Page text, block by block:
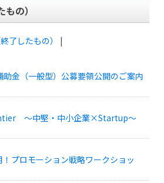
の）
了したもの）
|
金（一般型）公募要領公開のご案内
～中堅・中小企業×Startup～
プロモーション戦略ワークショッ